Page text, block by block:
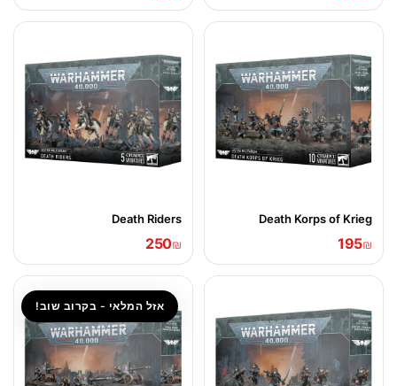
Death Korps of Krieg
₪
195
Death Riders
₪
250
אזל המלאי - בקרוב שוב!